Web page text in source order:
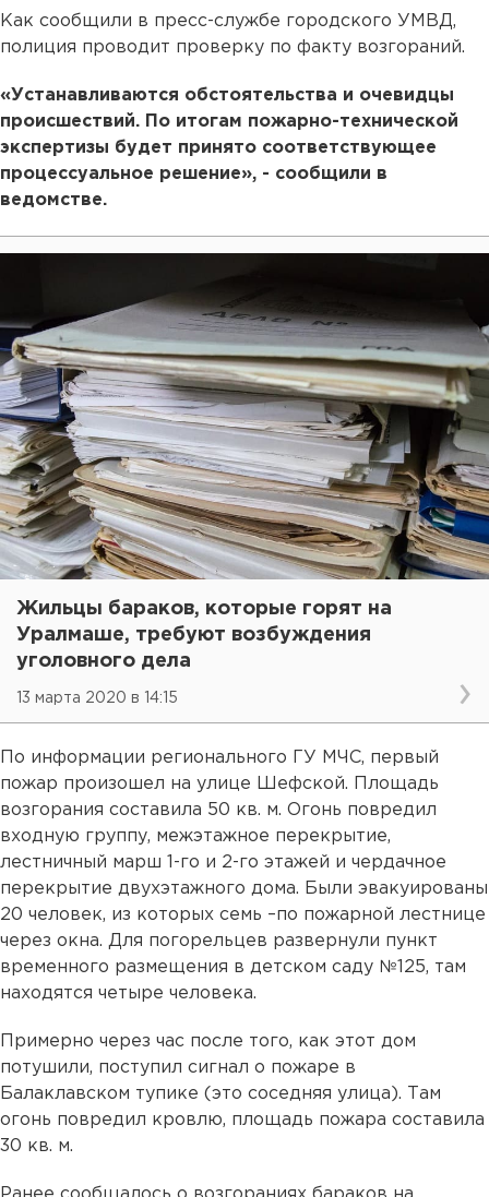
Как сообщили в пресс-службе городского УМВД,
полиция проводит проверку по факту возгораний.
«Устанавливаются обстоятельства и очевидцы
происшествий. По итогам пожарно-технической
экспертизы будет принято соответствующее
процессуальное решение», - сообщили в
ведомстве.
Жильцы бараков, которые горят на
Уралмаше, требуют возбуждения
уголовного дела
13 марта 2020 в 14:15
По информации регионального ГУ МЧС, первый
пожар произошел на улице Шефской. Площадь
возгорания составила 50 кв. м. Огонь повредил
входную группу, межэтажное перекрытие,
лестничный марш 1-го и 2-го этажей и чердачное
перекрытие двухэтажного дома. Были эвакуированы
20 человек, из которых семь –по пожарной лестнице
через окна. Для погорельцев развернули пункт
временного размещения в детском саду №125, там
находятся четыре человека.
Примерно через час после того, как этот дом
потушили, поступил сигнал о пожаре в
Балаклавском тупике (это соседняя улица). Там
огонь повредил кровлю, площадь пожара составила
30 кв. м.